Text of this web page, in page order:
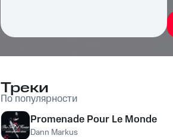
Треки
По популярности
Promenade Pour Le Monde
Dann Markus